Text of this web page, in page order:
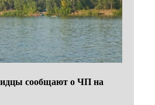
сообщают о ЧП на